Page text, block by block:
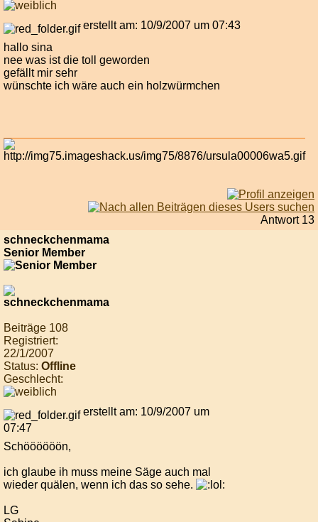
erstellt am: 10/9/2007 um 07:43
hallo sina
nee was ist die toll geworden
gefällt mir sehr
wünschte ich wäre auch ein holzwürmchen
Antwort 13
schneckchenmama
Senior Member
Beiträge 108
Registriert:
22/1/2007
Status: Offline
Geschlecht:
erstellt am: 10/9/2007 um
07:47
Schöööööön,
ich glaube ih muss meine Säge auch mal
wieder quälen, wenn ich das so sehe.
LG